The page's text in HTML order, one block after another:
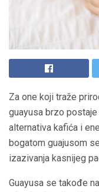
Za one koji traže
guayusa brzo
alternativa kafića i
bogatom guajusom
izazivanja kasnijeg
Guayusa se takođe